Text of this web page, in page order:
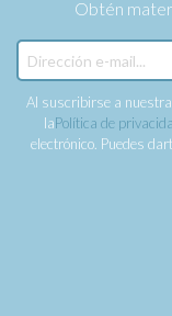
Obtén
Al suscribirse a
laPolítica de
electrónico. Puedes